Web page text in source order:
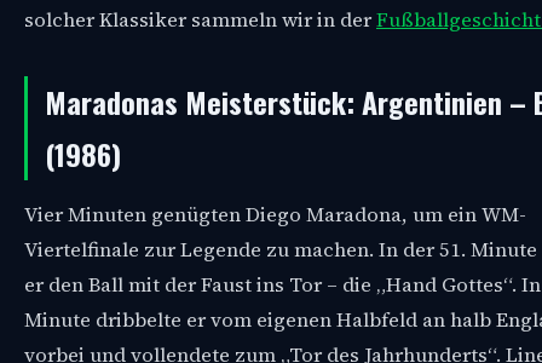
solcher Klassiker sammeln wir in der
Maradonas Meisterstück: Argentinien –
(1986)
Vier Minuten genügten Diego Maradona, um ein WM-
Viertelfinale zur Legende zu machen. In der 51.
er den Ball mit der Faust ins Tor – die „Hand Gottes“.
Minute dribbelte er vom eigenen Halbfeld an halb
vorbei und vollendete zum „Tor des Jahrhunderts“.